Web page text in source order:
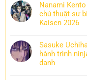
Nanami
chú thuật sư
Kaisen 2026
Sasuke
hành trình
danh